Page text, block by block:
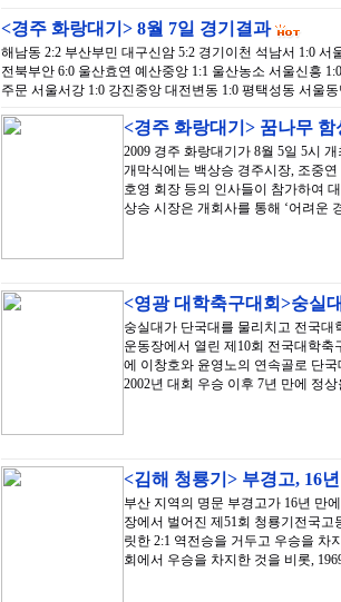
<경주 화랑대기> 8월 7일 경기결과
해남동 2:2 부산부민 대구신암 5:2 경기이천 석남서 1:0
전북부안 6:0 울산효연 예산중앙 1:1 울산농소 서울신흥
주문 서울서강 1:0 강진중앙 대전변동 1:0 평택성동 서울
<경주 화랑대기> 꿈나무
2009 경주 화랑대기가 8월 5일 5시
개막식에는 백상승 경주시장, 조중
호영 회장 등의 인사들이 참가하여
상승 시장은 개회사를 통해 ‘어려운
<영광 대학축구대회>숭실
숭실대가 단국대를 물리치고 전국
운동장에서 열린 제10회 전국대학
에 이창호와 윤영노의 연속골로 단
2002년 대회 우승 이후 7년 만에 정
<김해 청룡기> 부경고, 16
부산 지역의 명문 부경고가 16년 만
장에서 벌어진 제51회 청룡기전국
릿한 2:1 역전승을 거두고 우승을 차
회에서 우승을 차지한 것을 비롯,